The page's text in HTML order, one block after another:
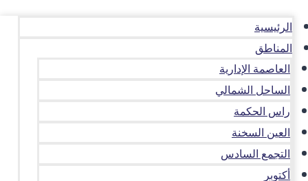
الرئيسية
المناطق
العاصمة الإدارية
الساحل الشمالي
راس الحكمة
العين السخنة
التجمع السادس
أكتوبر